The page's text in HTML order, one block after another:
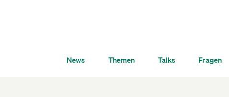
News Themen Talks Fragen